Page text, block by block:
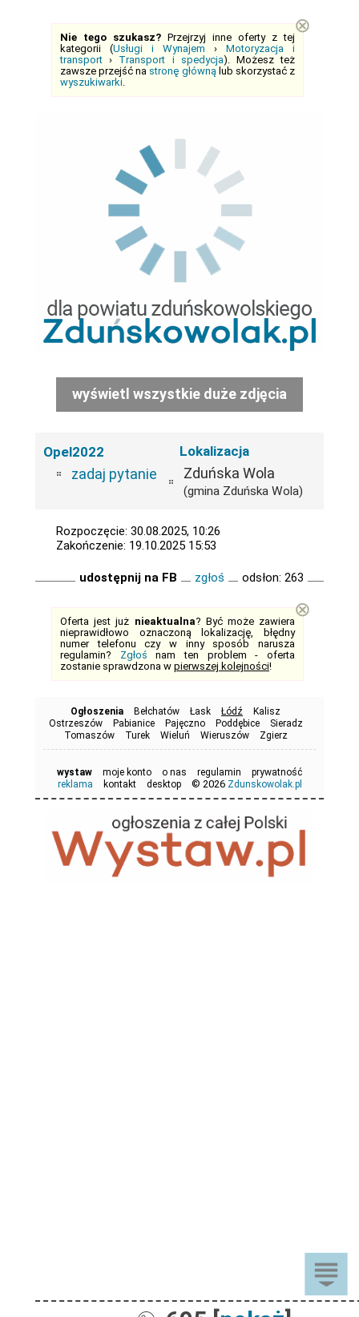
Nie tego szukasz? Przejrzyj inne oferty z tej
kategorii (Usługi i Wynajem › Motoryzacja i
transport › Transport i spedycja). Możesz też
zawsze przejść na stronę głównąlub skorzystać z
wyszukiwarki.
⊗
wyświetl wszystkie duże zdjęcia
Opel2022
zadaj pytanie
Lokalizacja
Zduńska Wola
(gmina Zduńska Wola)
Rozpoczęcie: 30.08.2025, 10:26
Zakończenie: 19.10.2025 15:53
udostępnij na FB zgłoś odsłon: 263
Oferta jest już nieaktualna? Być może zawiera
nieprawidłowo oznaczoną lokalizację, błędny
numer telefonu czy w inny sposób narusza
regulamin? Zgłoś nam ten problem - oferta
zostanie sprawdzona w pierwszej kolejności!
⊗
Ogłoszenia Bełchatów Łask Łódź
Kalisz
Ostrzeszów
Pabianice Pajęczno Poddębice
Sieradz
Tomaszów
Turek Wieluń Wieruszów Zgierz
wystaw moje konto o nas regulamin
prywatność
reklama
kontakt desktop © 2026 Zdunskowolak.pl